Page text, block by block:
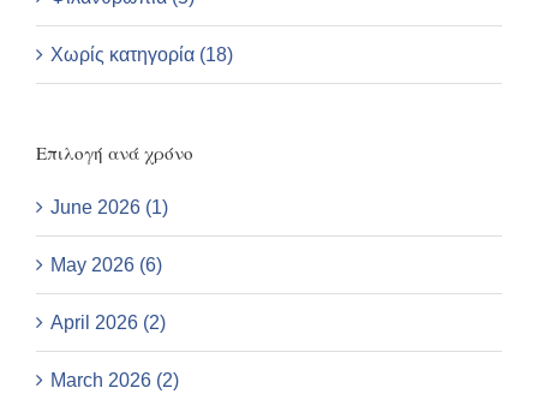
Χωρίς κατηγορία (18)
Επιλογή ανά χρόνο
June 2026 (1)
May 2026 (6)
April 2026 (2)
March 2026 (2)